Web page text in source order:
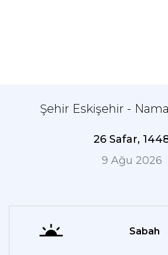
Şehir Eskişehir -
26 Safar,
9 Ağu 2026
Sabah